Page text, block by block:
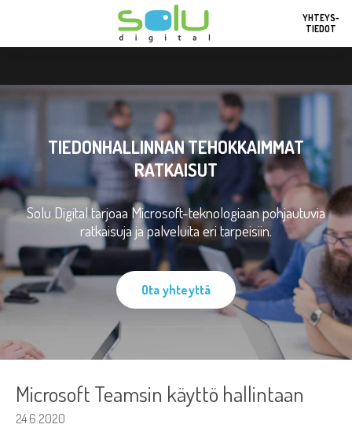
YHTEYS-
TIEDOT
TIEDONHALLINNAN TEHOKKAIMMAT
RATKAISUT
Solu Digital tarjoaa Microsoft-teknologiaan pohjautuvia
ratkaisuja ja palveluita eri tarpeisiin.
Ota yhteyttä
Microsoft Teamsin käyttö hallintaan
24.6.2020